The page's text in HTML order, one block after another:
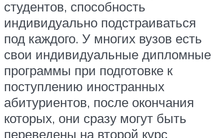
студентов, способность
индивидуально подстраиваться
под каждого. У многих вузов есть
свои индивидуальные дипломные
программы при подготовке к
поступлению иностранных
абитуриентов, после окончания
которых, они сразу могут быть
переведены на второй курс